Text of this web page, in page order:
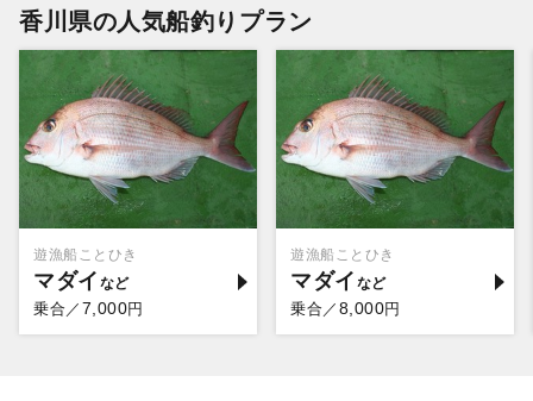
香川県の人気船釣りプラン
遊漁船ことひき
マダイ
乗合／ 7,000円
遊漁船ことひき
マダイ
乗合／ 8,000円